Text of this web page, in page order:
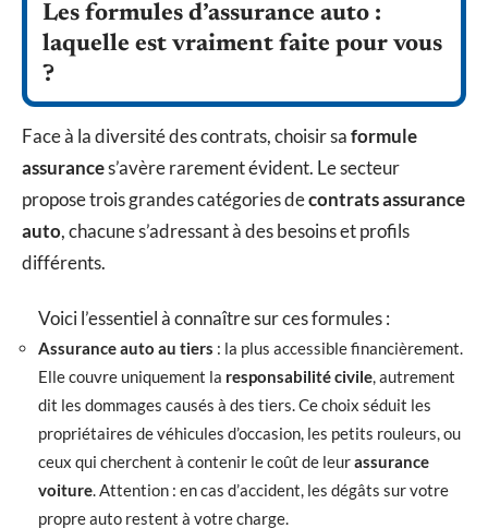
Les formules d’assurance auto :
laquelle est vraiment faite pour vous
?
Face à la diversité des contrats, choisir saformule
assurances’avère rarement évident. Le secteur
propose trois grandes catégories decontrats assurance
auto, chacune s’adressant à des besoins et profils
différents.
Voici l’essentiel à connaître sur ces formules :
Assurance auto au tiers : la plus accessible financièrement.
Elle couvre uniquement la responsabilité civile, autrement
dit les dommages causés à des tiers. Ce choix séduit les
propriétaires de véhicules d’occasion, les petits rouleurs, ou
ceux qui cherchent à contenir le coût de leurassurance
voiture. Attention : en cas d’accident, les dégâts sur votre
propre auto restent à votre charge.